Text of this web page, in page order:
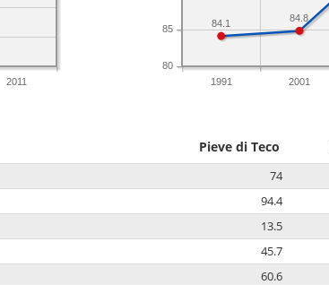
2011 1991 2001
80
85
84.8
84.1
Pieve di Teco
74
94.4
13.5
45.7
60.6